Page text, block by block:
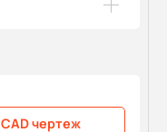
CAD чертеж